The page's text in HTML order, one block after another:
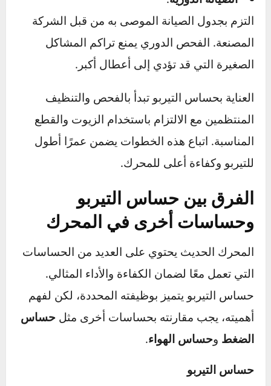
التيربو بالكامل.
يُفضل تسخين المحرك لبضع دقائق بعد التشغيل،
خاصة في الأجواء الباردة، لمنح الزيت وقتًا للوصول
إلى جميع الأجزاء الحيوية.
القيادة بسرعات عالية بشكل مستمر أو تحميل
المحرك فوق طاقته يزيد من استهلاك التيربو
ويضعف أداء الحساس.
الصيانة الدورية:
التزم بجدول الصيانة الموصى به من قبل الشركة
المصنعة. الفحص الدوري يمنع تراكم المشاكل
الصغيرة التي قد تؤدي إلى أعطال أكبر.
العناية بحساس التيربو تبدأ بالفحص والتنظيف